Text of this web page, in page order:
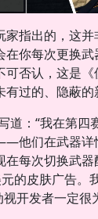
家指出的，这
在你每次更换
可否认，这是
有过的、隐蔽的
道：“我在第四
他们在武器详
在每次切换武
的皮肤广告。
开发者一定很为